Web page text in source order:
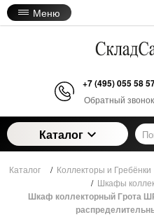
Меню
+7 (495) 055 58
Обратный звонок
Каталог
Каталог / Коллекторы и Гребёнки
/ Шкафы
Шкаф коллекторный Грота